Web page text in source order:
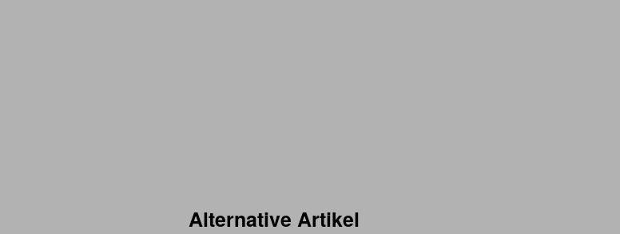
Alternative Artikel